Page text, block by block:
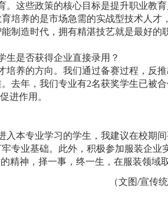
这些政策的核心目标是提升职业教
培养的是市场急需的实战型技术人
制造时代，拥有精湛技艺就是最好的
生是否获得企业直接录用？
养的方向。我们通过备赛过程，反
去年，我们专业有2名获奖学生已被
进作用。
本专业学习的学生，我建议在校期
专业基础。此外，积极参加服装企业
精神，择一事，终一生，在服装领域
（文图/宣传